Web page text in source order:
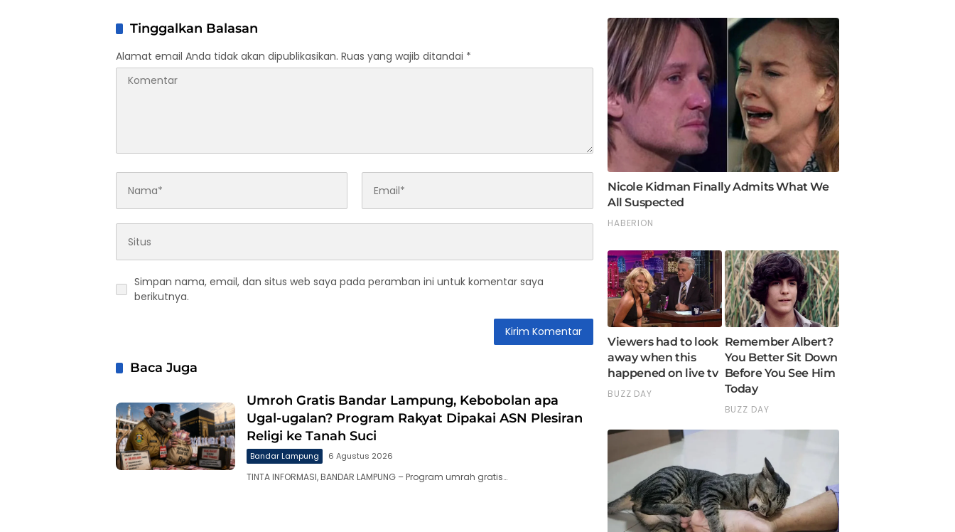
Tinggalkan Balasan
Alamat email Anda tidak akan dipublikasikan. Ruas yang wajib ditandai *
Simpan nama, email, dan situs web saya pada peramban ini untuk komentar saya
berikutnya.
Baca Juga
Umroh Gratis Bandar Lampung, Kebobolan apa
Ugal-ugalan? Program Rakyat Dipakai ASN Plesiran
Religi ke Tanah Suci
Bandar Lampung 6 Agustus 2026
TINTA INFORMASI, BANDAR LAMPUNG – Program umrah gratis…